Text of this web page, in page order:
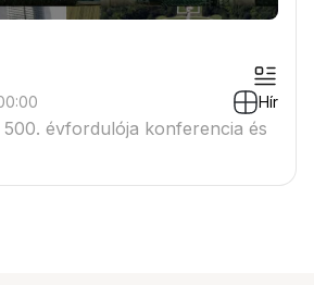
Hír
évfordulója konferencia és